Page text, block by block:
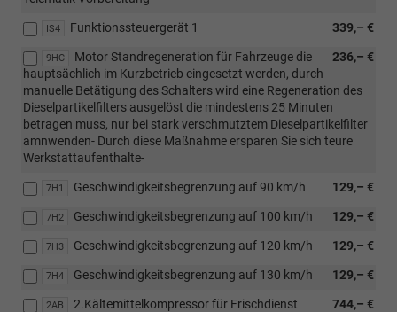
IS4 339,– €
Funktionssteuergerät 1
9HC 236,– €
Motor Standregeneration für Fahrzeuge die
hauptsächlich im Kurzbetrieb eingesetzt werden, durch
manuelle Betätigung des Schalters wird eine Regeneration des
Dieselpartikelfilters ausgelöst die mindestens 25 Minuten
betragen muss, nur bei stark verschmutztem Dieselpartikelfilter
amnwenden- Durch diese Maßnahme ersparen Sie sich teure
Werkstattaufenthalte-
7H1 129,– €
Geschwindigkeitsbegrenzung auf 90 km/h
7H2 129,– €
Geschwindigkeitsbegrenzung auf 100 km/h
7H3 129,– €
Geschwindigkeitsbegrenzung auf 120 km/h
7H4 129,– €
Geschwindigkeitsbegrenzung auf 130 km/h
2AB 744,– €
2.Kältemittelkompressor für Frischdienst